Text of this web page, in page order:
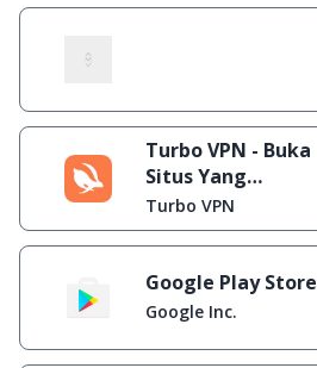
Turbo VPN - Buka
Situs Yang
Diblokir
Turbo VPN
Google Play Store
Google Inc.